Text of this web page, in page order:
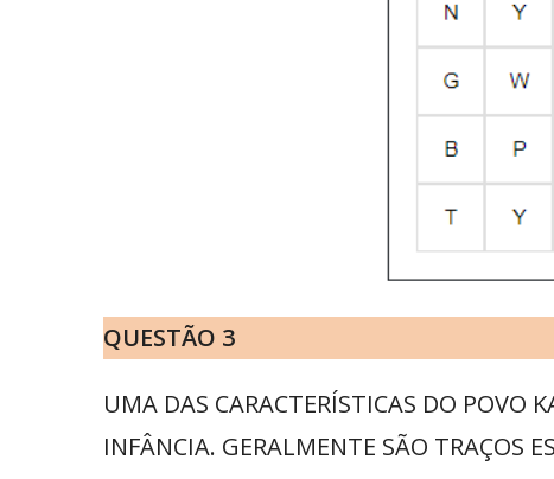
QUESTÃO 3
UMA DAS CARACTERÍSTICAS DO POVO
INFÂNCIA. GERALMENTE SÃO TRAÇOS